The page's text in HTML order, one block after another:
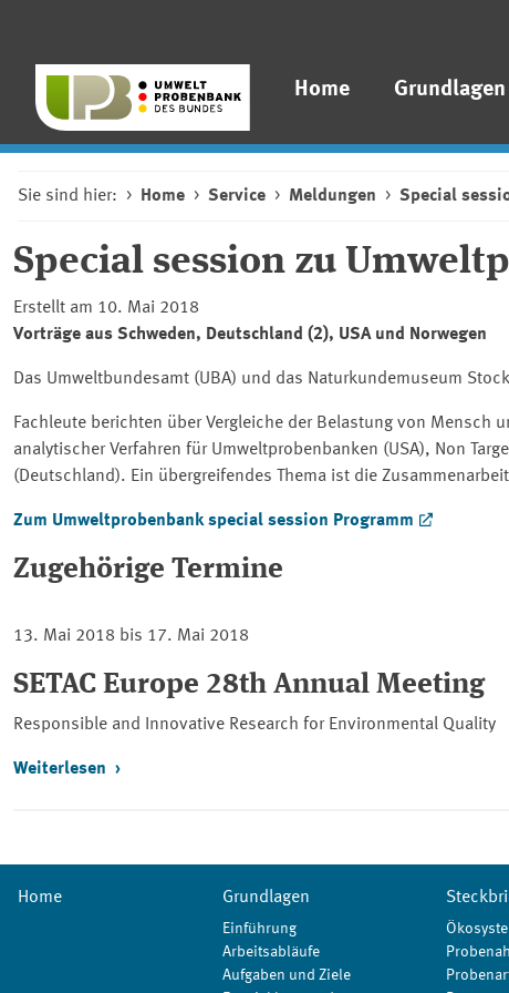
Home Grundlagen
Sie sind hier: Home Service Meldungen Special
Special session zu
Erstellt am 10. Mai 2018
Vorträge aus Schweden, Deutschland (2), USA und Norwegen
Das Umweltbundesamt (UBA) und das Naturkundemuseum
Fachleute berichten über Vergleiche der Belastung von
analytischer Verfahren für Umweltprobenbanken (USA), Non
(Deutschland). Ein übergreifendes Thema ist die
Zum Umweltprobenbankspecial session Programm
Zugehörige Termine
13. Mai 2018 bis 17. Mai 2018
SETAC Europe 28th Annual Meeting
Responsible and Innovative Research for Environmental Quality
Weiterlesen
Home Grundlagen
Einführung
Arbeitsabläufe
Aufgaben und Ziele